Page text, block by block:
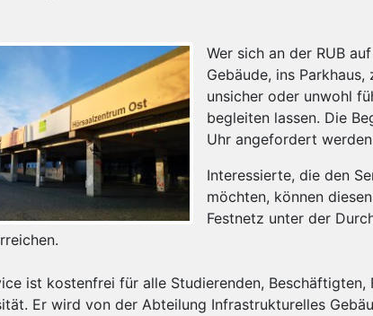
Wer sich an der RUB
Gebäude, ins
unsicher oder unwohl
begleiten lassen. Die
Uhr angefordert
Interessierte, die den
möchten, können
Festnetz unter der
ist kostenfrei für alle Studierenden, Beschäftigten,
Er wird von der Abteilung Infrastrukturelles